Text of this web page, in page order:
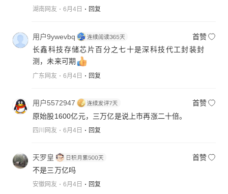
湖南网友 6月4日 回复
用户9ywevbq
首赞
长鑫科技存储芯片百分之七十是深科技代工封装封
测，未来可期
广东网友 6月4日 回复
用户5572947
首赞
原始股1600亿元，三万亿是说上市再涨二十倍。
四川网友 6月4日 回复
天罗皇
首赞
不是三万亿吗
安徽网友 6月4日 回复